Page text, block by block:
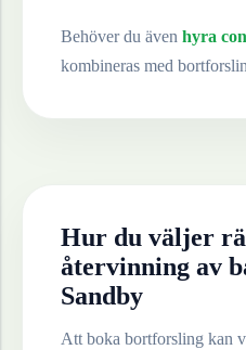
Behöver du även hyra
kombineras med
Hur du väljer
återvinning av
Sandby
Att boka bortforsling kan